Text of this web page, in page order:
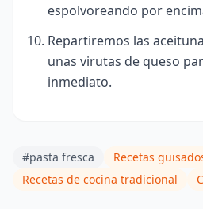
espolvoreando por
Repartiremos las
unas virutas de queso
inmediato.
#pasta fresca
Recetas
Recetas de cocina tradicional